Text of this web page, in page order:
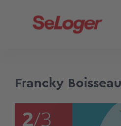
Francky Boisseau